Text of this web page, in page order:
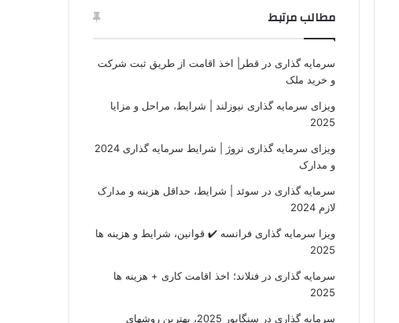
مطالب مرتبط
سرمایه گذاری در قطر| اخذ اقامت از طریق ثبت شرکت
و خرید ملک
ویزای سرمایه‌ گذاری نیوزلند | شرایط، مراحل و مزایا
2025
ویزای سرمایه گذاری نروژ | شرایط سرمایه گذاری 2024
و مدارک
سرمایه گذاری در سوئد | شرایط، حداقل هزینه و مدارک
لازم 2024
ویزا سرمایه گذاری فرانسه ✔️ قوانین، شرایط و هزینه ها
2025
سرمایه گذاری در فنلاند؛ اخذ اقامت کاری + هزینه ها
2025
سرمایه گذاری در سنگاپور 2025، بهترین روشهای